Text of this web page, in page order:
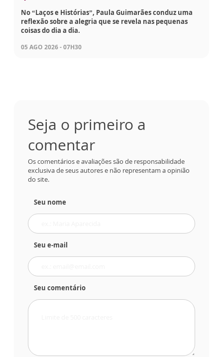
No “Laços e Histórias”, Paula Guimarães conduz uma
reflexão sobre a alegria que se revela nas pequenas
coisas do dia a dia.
05 AGO 2026 - 07H30
Seja o primeiro a
comentar
Os comentários e avaliações são de responsabilidade
exclusiva de seus autores e não representam a opinião
do site.
Seu nome
Seu e-mail
Seu comentário